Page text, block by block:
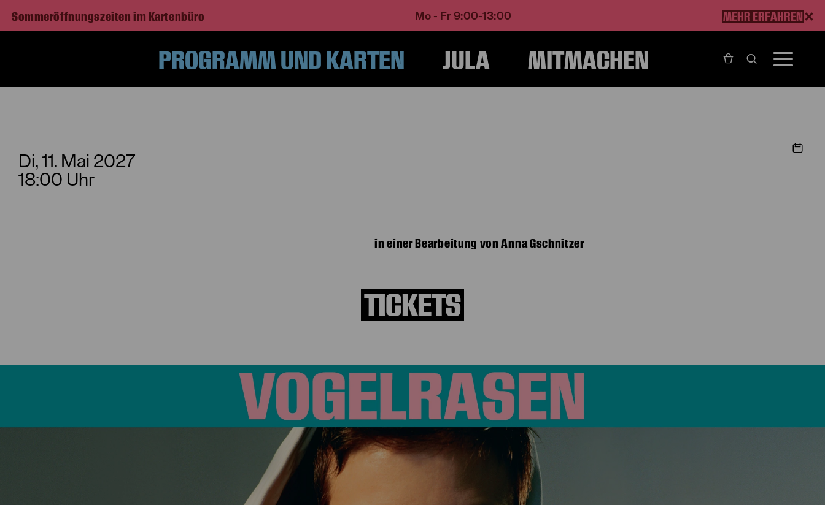
Sommeröffnungszeiten im Kartenbüro Mo - Fr 9:00-13:00 MEHR ERFAHREN
PROGRAMM UND KARTEN JULA MITMACHEN
Di, 11. Mai 2027
18:00 Uhr
in einer Bearbeitung von Anna Gschnitzer
TICKETS